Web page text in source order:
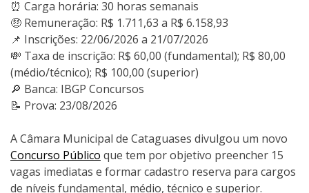
⏰ Carga horária: 30 horas semanais
🤑 Remuneração: R$ 1.711,63 a R$ 6.158,93
📌 Inscrições: 22/06/2026 a 21/07/2026
💸 Taxa de inscrição: R$ 60,00 (fundamental); R$ 80,00
(médio/técnico); R$ 100,00 (superior)
🔎 Banca: IBGP Concursos
📝 Prova: 23/08/2026
A Câmara Municipal de Cataguases divulgou um novo
Concurso Público que tem por objetivo preencher 15
vagas imediatas e formar cadastro reserva para cargos
de níveis fundamental, médio, técnico e superior.